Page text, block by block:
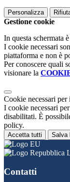
Personalizza
Gestione cookie
In questa schermata
I cookie necessari
piattaforma e non è
Per conoscere quali
visionare la
Cookie necessari
I cookie necessari
disabilitati. È
policy.
Accetta tutti Salva
Contatti